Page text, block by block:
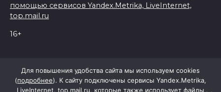
помощью сервисов Yandex.Metrika, LiveInternet,
top.mail.ru
16+
Для повышения удобства сайта мы используем cookies
(подробнее). К сайту подключены сервисы Yandex.Metrika,
LiveInternet, top.mail.ru, которые также использует файлы